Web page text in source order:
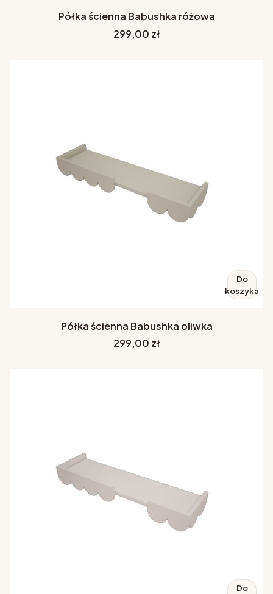
Półka ścienna Babushka różowa
Cena
299,00 zł
Do
koszyka
Półka ścienna Babushka oliwka
Cena
299,00 zł
Do